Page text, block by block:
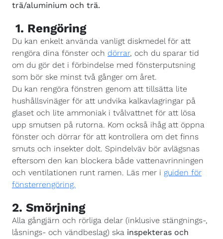
trä/aluminium och trä.
1. Rengöring
Du kan enkelt använda vanligt diskmedel för att
rengöra dina fönster och dörrar, och du sparar tid
om du gör det i förbindelse med fönsterputsning
som bör ske minst två gånger om året.
Du kan rengöra fönstren genom att tillsätta lite
hushållsvinäger för att undvika kalkavlagringar på
glaset och lite ammoniak i tvålvattnet för att lösa
upp smutsen på rutorna. Kom också ihåg att öppna
fönster och dörrar för att kontrollera om det finns
smuts och insekter dolt. Spindelväv bör avlägsnas
eftersom den kan blockera både vattenavrinningen
och ventilationen runt ramen. Läs mer i guiden för
fönsterrengöring.
2. Smörjning
Alla gångjärn och rörliga delar (inklusive stängnings-,
låsnings- och vändbeslag) ska inspekteras och